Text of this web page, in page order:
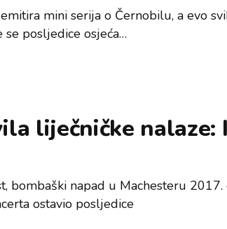
mini serija o Černobilu, a evo
posljedice osjeća…
liječničke nalaze:
bombaški napad u Machesteru 2017.
ostavio posljedice